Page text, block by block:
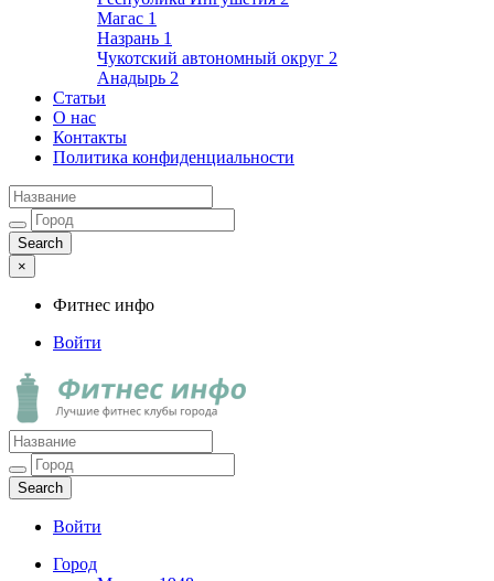
Магас 1
Назрань 1
Чукотский автономный округ 2
Анадырь 2
Статьи
О нас
Контакты
Политика конфиденциальности
×
Фитнес инфо
Войти
Фитнес инфо
Лучшие фитнес клубы города
Войти
Город